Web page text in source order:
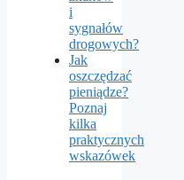
i
sygnałów
drogowych?
Jak
oszczędzać
pieniądze?
Poznaj
kilka
praktycznych
wskazówek